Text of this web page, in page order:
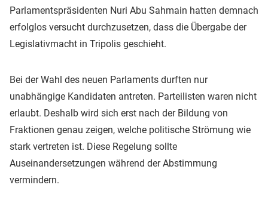
Parlamentspräsidenten Nuri Abu Sahmain hatten demnach
erfolglos versucht durchzusetzen, dass die Übergabe der
Legislativmacht in Tripolis geschieht.
Bei der Wahl des neuen Parlaments durften nur
unabhängige Kandidaten antreten. Parteilisten waren nicht
erlaubt. Deshalb wird sich erst nach der Bildung von
Fraktionen genau zeigen, welche politische Strömung wie
stark vertreten ist. Diese Regelung sollte
Auseinandersetzungen während der Abstimmung
vermindern.